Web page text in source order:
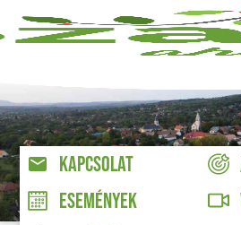
KAPCSOLAT
ESEMÉNYEK